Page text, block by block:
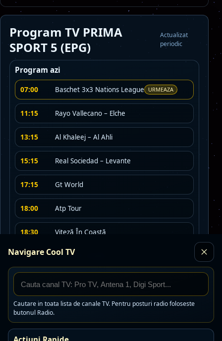
Navigare Cool TV
Cautare in toata lista de canale TV. Pentru posturi radio foloseste
butonul Radio.
Program TV PRIMA
SPORT 5 (EPG)
Actualizat
periodic
Program azi
07:00 Baschet 3x3 Nations League URMEAZA
11:15 Rayo Vallecano – Elche
13:15 Al Khaleej – Al Ahli
15:15 Real Sociedad – Levante
17:15 Gt World
18:00 Atp Tour
18:30 Viteză În Coastă
20:00 Viteză În Coastă
21:30 Wolsburg – Kaiserlkautern
23:30 Baschet 3x3 Nations League
Program maine